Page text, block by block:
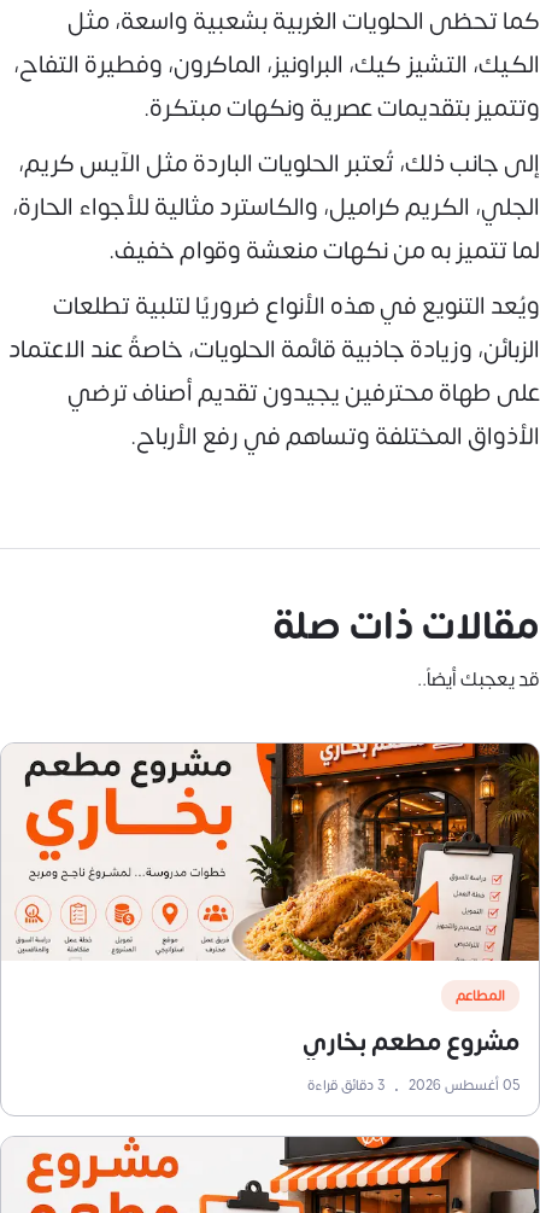
كما تحظى الحلويات الغربية بشعبية واسعة، مثل
الكيك، التشيز كيك، البراونيز، الماكرون، وفطيرة التفاح،
وتتميز بتقديمات عصرية ونكهات مبتكرة.
إلى جانب ذلك، تُعتبر الحلويات الباردة مثل الآيس كريم،
الجلي، الكريم كراميل، والكاسترد مثالية للأجواء الحارة،
لما تتميز به من نكهات منعشة وقوام خفيف.
ويُعد التنويع في هذه الأنواع ضروريًا لتلبية تطلعات
الزبائن، وزيادة جاذبية قائمة الحلويات، خاصةً عند الاعتماد
على طهاة محترفين يجيدون تقديم أصناف ترضي
الأذواق المختلفة وتساهم في رفع الأرباح.
مقالات ذات صلة
قد يعجبك أيضاً..
المطاعم
مشروع مطعم بخاري
05 أغسطس 2026 •
3دقائق قراءة